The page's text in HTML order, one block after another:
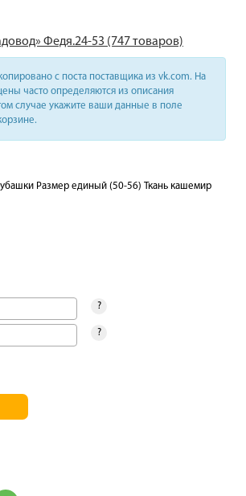
Федя.24-53 (747 товаров)
с поста поставщика из vk.com. На
часто определяются из описания
случае укажите ваши данные в поле
Размер единый (50-56) Ткань кашемир
?
?